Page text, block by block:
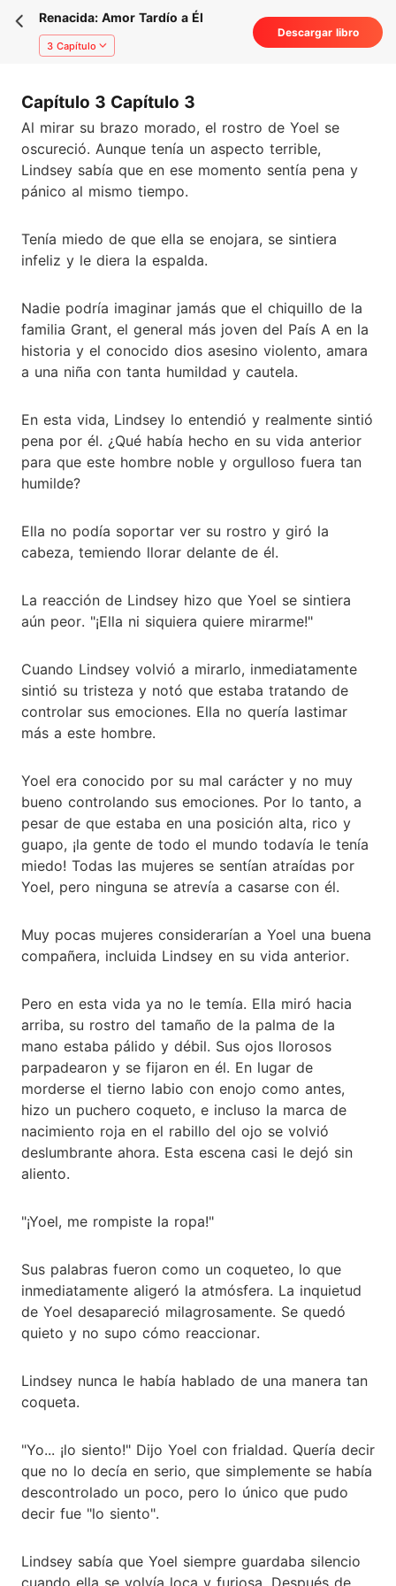
Renacida: Amor Tardío a Él
3 Capítulo
Descargar libro
Capítulo 3 Capítulo 3
Al mirar su brazo morado, el rostro de Yoel se
oscureció. Aunque tenía un aspecto terrible,
Lindsey sabía que en ese momento sentía pena y
pánico al mismo tiempo.
Tenía miedo de que ella se enojara, se sintiera
infeliz y le diera la espalda.
Nadie podría imaginar jamás que el chiquillo de la
familia Grant, el general más joven del País A en la
historia y el conocido dios asesino violento, amara
a una niña con tanta humildad y cautela.
En esta vida, Lindsey lo entendió y realmente sintió
pena por él. ¿Qué había hecho en su vida anterior
para que este hombre noble y orgulloso fuera tan
humilde?
Ella no podía soportar ver su rostro y giró la
cabeza, temiendo llorar delante de él.
La reacción de Lindsey hizo que Yoel se sintiera
aún peor. "¡Ella ni siquiera quiere mirarme!"
Cuando Lindsey volvió a mirarlo, inmediatamente
sintió su tristeza y notó que estaba tratando de
controlar sus emociones. Ella no quería lastimar
más a este hombre.
Yoel era conocido por su mal carácter y no muy
bueno controlando sus emociones. Por lo tanto, a
pesar de que estaba en una posición alta, rico y
guapo, ¡la gente de todo el mundo todavía le tenía
miedo! Todas las mujeres se sentían atraídas por
Yoel, pero ninguna se atrevía a casarse con él.
Muy pocas mujeres considerarían a Yoel una buena
compañera, incluida Lindsey en su vida anterior.
Pero en esta vida ya no le temía. Ella miró hacia
arriba, su rostro del tamaño de la palma de la
mano estaba pálido y débil. Sus ojos llorosos
parpadearon y se fijaron en él. En lugar de
morderse el tierno labio con enojo como antes,
hizo un puchero coqueto, e incluso la marca de
nacimiento roja en el rabillo del ojo se volvió
deslumbrante ahora. Esta escena casi le dejó sin
aliento.
"¡Yoel, me rompiste la ropa!"
Sus palabras fueron como un coqueteo, lo que
inmediatamente aligeró la atmósfera. La inquietud
de Yoel desapareció milagrosamente. Se quedó
quieto y no supo cómo reaccionar.
Lindsey nunca le había hablado de una manera tan
coqueta.
"Yo... ¡lo siento!" Dijo Yoel con frialdad. Quería decir
que no lo decía en serio, que simplemente se había
descontrolado un poco, pero lo único que pudo
decir fue "lo siento".
Lindsey sabía que Yoel siempre guardaba silencio
cuando ella se volvía loca y furiosa. Después de